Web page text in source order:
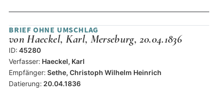
BRIEF OHNE UMSCHLAG
von Haeckel, Karl, Merseburg, 20.04.1836
ID: 45280
Verfasser: Haeckel, Karl
Empfänger: Sethe, Christoph Wilhelm Heinrich
Datierung: 20.04.1836